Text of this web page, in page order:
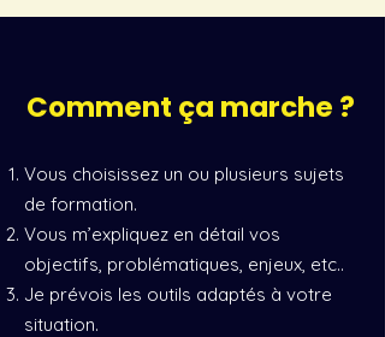
Comment ça marche ?
Vous choisissez un ou plusieurs sujets
de formation.
Vous m’expliquez en détail vos
objectifs, problématiques, enjeux, etc..
Je prévois les outils adaptés à votre
situation.